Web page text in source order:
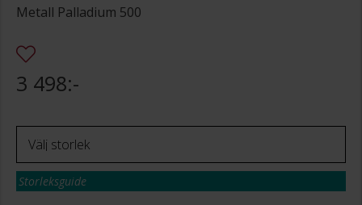
Metall Palladium 500
3 498:-
Storleksguide